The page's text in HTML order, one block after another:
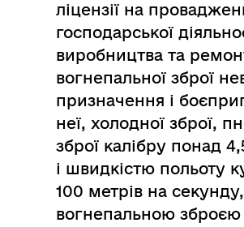
ліцензії на
господарської
виробництва та
вогнепальної зброї
призначення і
неї, холодної зброї,
зброї калібру понад
і швидкістю польоту
100 метрів на секунду,
вогнепальною зброєю